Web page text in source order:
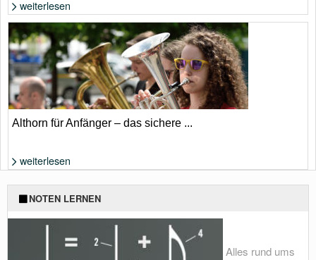
Was tun, wenn einem nichts (mehr) einfällt? | Foto: Shutterstock von
antoniodiaz
weiterlesen
Althorn für Anfänger – das sichere ...
weiterlesen
NOTEN LERNEN
Alles rund ums